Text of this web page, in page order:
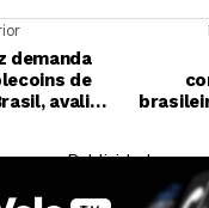
demanda
de
avalia
com
— Publicidade —